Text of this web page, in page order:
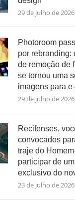
29 de julho de 2026
Photoroom
por rebranding:
de remoção de
se tornou uma
imagens para
29 de julho de 2026
Recifenses,
convocados
traje do
participar de
exclusivo do
23 de julho de 2026